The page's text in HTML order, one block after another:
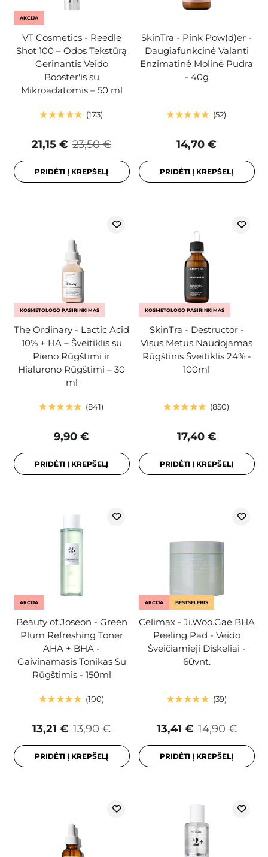
AKCIJA
VT Cosmetics - Reedle
Shot 100 – Odos Tekstūrą
Gerinantis Veido
Booster'is su
Mikroadatomis – 50 ml
173
23,50 €
21,15 €
PRIDĖTI Į KREPŠELĮ
SkinTra - Pink Pow(d)er -
Daugiafunkcinė Valanti
Enzimatinė Molinė Pudra
- 40g
52
14,70 €
PRIDĖTI Į KREPŠELĮ
KOSMETOLOGO PASIRINKIMAS
The Ordinary - Lactic Acid
10% + HA – Šveitiklis su
Pieno Rūgštimi ir
Hialurono Rūgštimi – 30
ml
841
9,90 €
PRIDĖTI Į KREPŠELĮ
KOSMETOLOGO PASIRINKIMAS
SkinTra - Destructor -
Visus Metus Naudojamas
Rūgštinis Šveitiklis 24% -
100ml
850
17,40 €
PRIDĖTI Į KREPŠELĮ
AKCIJA
Beauty of Joseon - Green
Plum Refreshing Toner
AHA + BHA -
Gaivinamasis Tonikas Su
Rūgštimis - 150ml
100
13,90 €
13,21 €
PRIDĖTI Į KREPŠELĮ
AKCIJA BESTSELERIS
Celimax - Ji.Woo.Gae BHA
Peeling Pad - Veido
Šveičiamieji Diskeliai -
60vnt.
39
14,90 €
13,41 €
PRIDĖTI Į KREPŠELĮ